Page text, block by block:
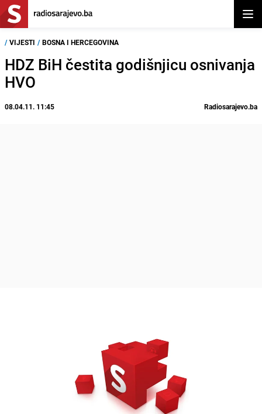
/ VIJESTI / BOSNA I HERCEGOVINA
HDZ BiH čestita godišnjicu osnivanja
HVO
08.04.11. 11:45 Radiosarajevo.ba